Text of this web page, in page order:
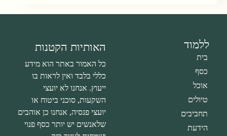
ללמוד
בית
כסף
אוכל
טיולים
תחביבים
הידעת
האותיות הקטנות
כל האמור באתר הוא מידע
כללי בלבד ואין לראות בו
ייעוץ. אנחנו לא יועצי
השקעות, סוכני ביטוח או
יועצי פנסיה, אנחנו כן אוהבים
שלאנשים יש יותר כסף פנוי